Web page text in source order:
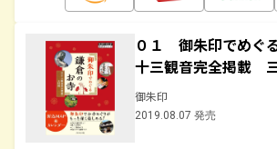
０１ 御朱印でめぐ
十三観音完全掲載
御朱印
2019.08.07 発売